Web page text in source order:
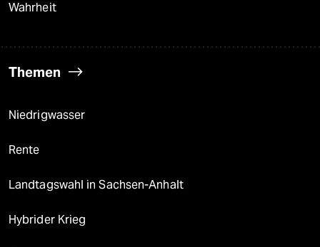
Wahrheit
Themen
Niedrigwasser
Rente
Landtagswahl in Sachsen-Anhalt
Hybrider Krieg